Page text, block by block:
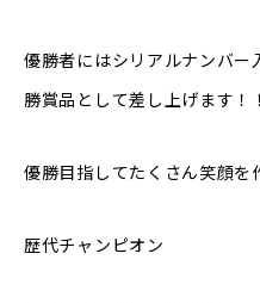
優勝者にはシリアルナンバ
勝賞品として差し上げます！！
優勝目指してたくさん笑顔を
歴代チャンピオン